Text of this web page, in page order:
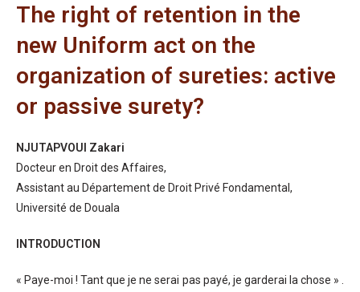
The right of retention in the
new Uniform act on the
organization of sureties: active
or passive surety?
NJUTAPVOUI Zakari
Docteur en Droit des Affaires,
Assistant au Département de Droit Privé Fondamental,
Université de Douala
INTRODUCTION
« Paye-moi ! Tant que je ne serai pas payé, je garderai la chose » .